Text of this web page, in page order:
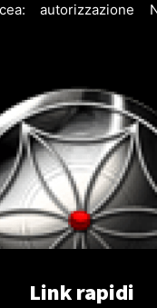
autorizzazione
Link rapidi